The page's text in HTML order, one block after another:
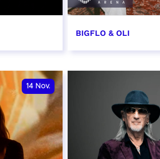
BIGFLO & OLI
14 Nov.